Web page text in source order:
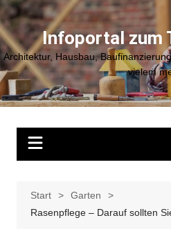
Zum
Inhalt
springenInfoportal zum
Architektur, Hausbau,
vielem
Start
Garten
Rasenpflege – Darauf sollten